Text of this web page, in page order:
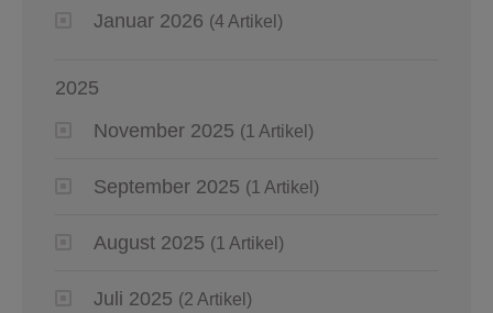
Januar 2026 (4 Artikel)
2025
November 2025 (1 Artikel)
September 2025 (1 Artikel)
August 2025 (1 Artikel)
Juli 2025 (2 Artikel)